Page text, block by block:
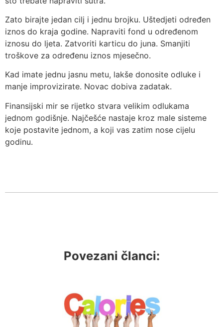
Zato birajte jedan cilj i jednu brojku. Uštedjeti određen
iznos do kraja godine. Napraviti fond u određenom
iznosu do ljeta. Zatvoriti karticu do juna. Smanjiti
troškove za određenu iznos mjesečno.
Kad imate jednu jasnu metu, lakše donosite odluke i
manje improvizirate. Novac dobiva zadatak.
Finansijski mir se rijetko stvara velikim odlukama
jednom godišnje. Najčešće nastaje kroz male sisteme
koje postavite jednom, a koji vas zatim nose cijelu
godinu.
Povezani članci: